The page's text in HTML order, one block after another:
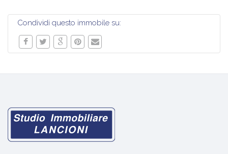
Condividi questo immobile su: